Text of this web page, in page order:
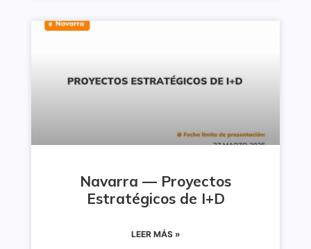
Navarra — Proyectos
Estratégicos de I+D
LEER MÁS »